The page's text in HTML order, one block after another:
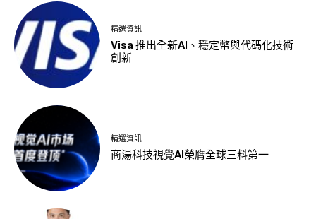
精選資訊
Visa 推出全新AI、穩定幣與代碼化技術
創新
精選資訊
商湯科技視覺AI榮膺全球三料第一